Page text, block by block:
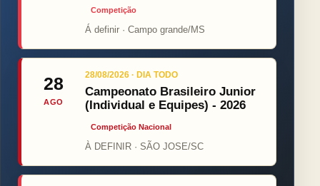
Competição
Á definir · Campo grande/MS
28
AGO
28/08/2026 · DIA TODO
Campeonato Brasileiro Junior
(Individual e Equipes) - 2026
Competição Nacional
À DEFINIR · SÃO JOSE/SC